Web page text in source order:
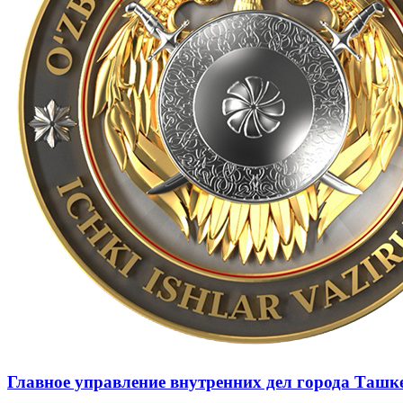
Главное управление внутренних дел города